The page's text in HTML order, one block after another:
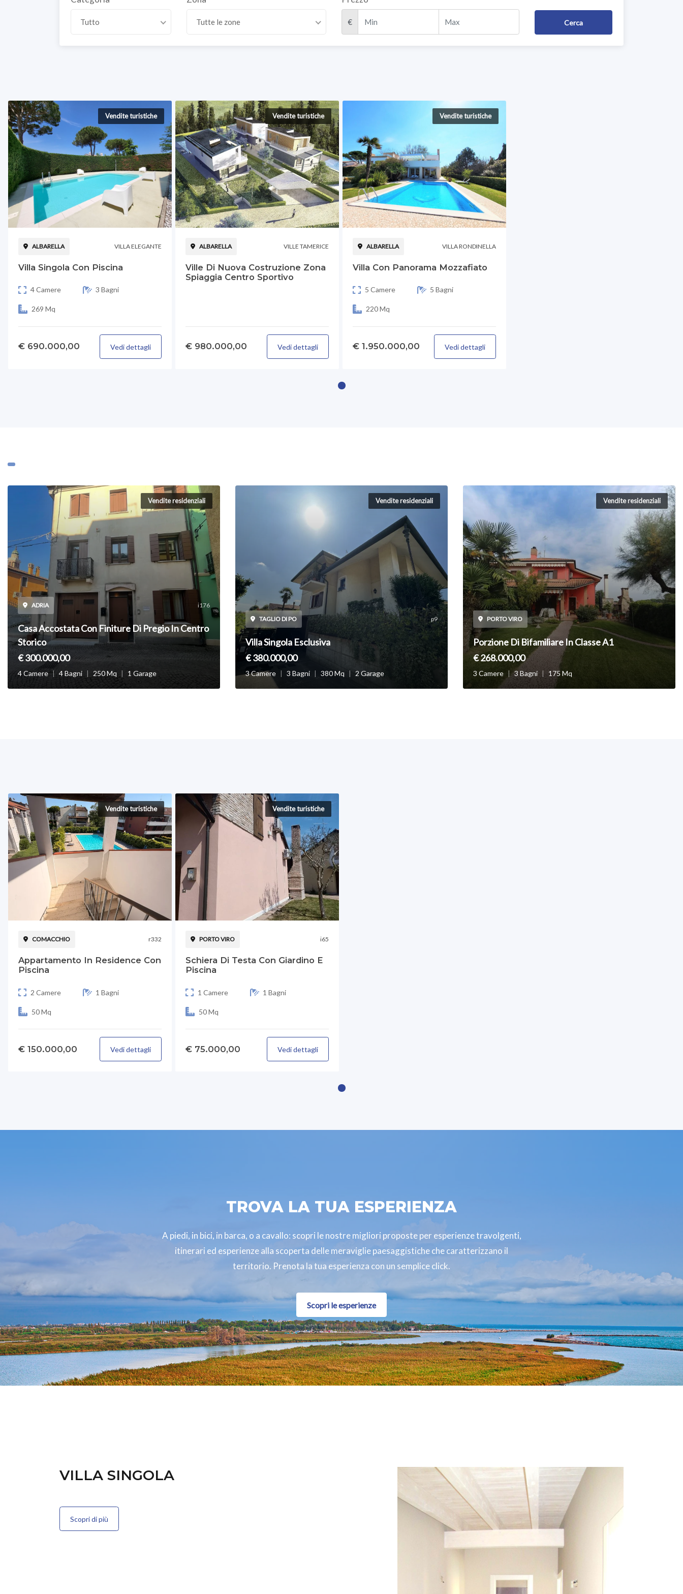
Tutto Tutte le zone €
Vendite turistiche
ALBARELLA VILLA ELEGANTE
Villa Singola Con Piscina
4 Camere 3 Bagni
269 Mq
€ 690.000,00 Vedi dettagli
Vendite turistiche
ALBARELLA VILLE TAMERICE
Ville Di Nuova Costruzione Zona
Spiaggia Centro Sportivo
€ 980.000,00 Vedi dettagli
Vendite turistiche
ALBARELLA VILLA RONDINELLA
Villa Con Panorama Mozzafiato
5 Camere 5 Bagni
220 Mq
€ 1.950.000,00 Vedi dettagli
Vendite residenziali
ADRIA i176
Casa Accostata Con Finiture Di Pregio In Centro
Storico
€ 300.000,00
4 Camere | 4 Bagni | 250 Mq | 1 Garage
Vendite residenziali
TAGLIO DI PO p9
Villa Singola Esclusiva
€ 380.000,00
3 Camere | 3 Bagni | 380 Mq | 2 Garage
Vendite residenziali
PORTO VIRO
Porzione Di Bifamiliare In Classe A1
€ 268.000,00
3 Camere | 3 Bagni | 175 Mq
Vendite turistiche
COMACCHIO r332
Appartamento In Residence Con
Piscina
2 Camere 1 Bagni
50 Mq
€ 150.000,00 Vedi dettagli
Vendite turistiche
PORTO VIRO i65
Schiera Di Testa Con Giardino E
Piscina
1 Camere 1 Bagni
50 Mq
€ 75.000,00 Vedi dettagli
TROVA LA TUA ESPERIENZA
A piedi, in bici, in barca, o a cavallo: scopri le nostre migliori proposte per esperienze travolgenti,
itinerari ed esperienze alla scoperta delle meraviglie paesaggistiche che caratterizzano il
territorio. Prenota la tua esperienza con un semplice click.
Scopri le esperienze
VILLA SINGOLA
Scopri di più